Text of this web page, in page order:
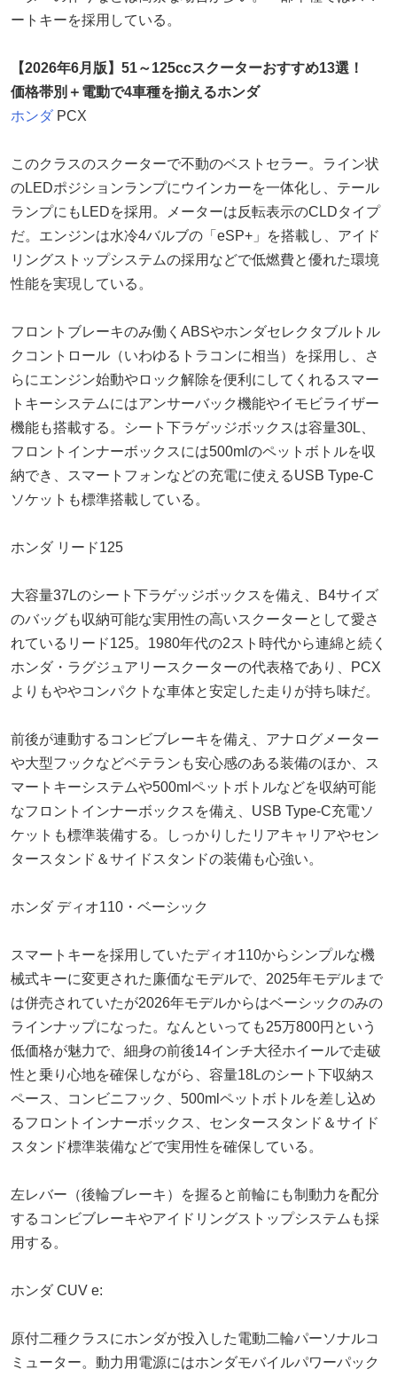
ートキーを採用している。
【2026年6月版】51～125ccスクーターおすすめ13選！
価格帯別＋電動で4車種を揃えるホンダ
ホンダ PCX
このクラスのスクーターで不動のベストセラー。ライン状
のLEDポジションランプにウインカーを一体化し、テール
ランプにもLEDを採用。メーターは反転表示のCLDタイプ
だ。エンジンは水冷4バルブの「eSP+」を搭載し、アイド
リングストップシステムの採用などで低燃費と優れた環境
性能を実現している。
フロントブレーキのみ働くABSやホンダセレクタブルトル
クコントロール（いわゆるトラコンに相当）を採用し、さ
らにエンジン始動やロック解除を便利にしてくれるスマー
トキーシステムにはアンサーバック機能やイモビライザー
機能も搭載する。シート下ラゲッジボックスは容量30L、
フロントインナーボックスには500mlのペットボトルを収
納でき、スマートフォンなどの充電に使えるUSB Type-C
ソケットも標準搭載している。
ホンダ リード125
大容量37Lのシート下ラゲッジボックスを備え、B4サイズ
のバッグも収納可能な実用性の高いスクーターとして愛さ
れているリード125。1980年代の2スト時代から連綿と続く
ホンダ・ラグジュアリースクーターの代表格であり、PCX
よりもややコンパクトな車体と安定した走りが持ち味だ。
前後が連動するコンビブレーキを備え、アナログメーター
や大型フックなどベテランも安心感のある装備のほか、ス
マートキーシステムや500mlペットボトルなどを収納可能
なフロントインナーボックスを備え、USB Type-C充電ソ
ケットも標準装備する。しっかりしたリアキャリアやセン
タースタンド＆サイドスタンドの装備も心強い。
ホンダ ディオ110・ベーシック
スマートキーを採用していたディオ110からシンプルな機
械式キーに変更された廉価なモデルで、2025年モデルまで
は併売されていたが2026年モデルからはベーシックのみの
ラインナップになった。なんといっても25万800円という
低価格が魅力で、細身の前後14インチ大径ホイールで走破
性と乗り心地を確保しながら、容量18Lのシート下収納ス
ペース、コンビニフック、500mlペットボトルを差し込め
るフロントインナーボックス、センタースタンド＆サイド
スタンド標準装備などで実用性を確保している。
左レバー（後輪ブレーキ）を握ると前輪にも制動力を配分
するコンビブレーキやアイドリングストップシステムも採
用する。
ホンダ CUV e:
原付二種クラスにホンダが投入した電動二輪パーソナルコ
ミューター。動力用電源にはホンダモバイルパワーパック